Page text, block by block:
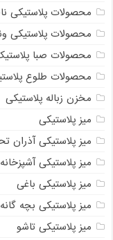
محصولات پلاستیکی
محصولات پلاستیکی
محصولات صبا
محصولات طلوع
مخزن زباله پلاستیکی
میز پلاستیکی
میز پلاستیکی آذران
میز پلاستیکی آشپزخانه
میز پلاستیکی باغی
میز پلاستیکی بچه گانه
میز پلاستیکی تاشو